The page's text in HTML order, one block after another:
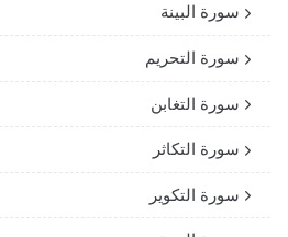
سورة البينة
سورة التحريم
سورة التغابن
سورة التكاثر
سورة التكوير